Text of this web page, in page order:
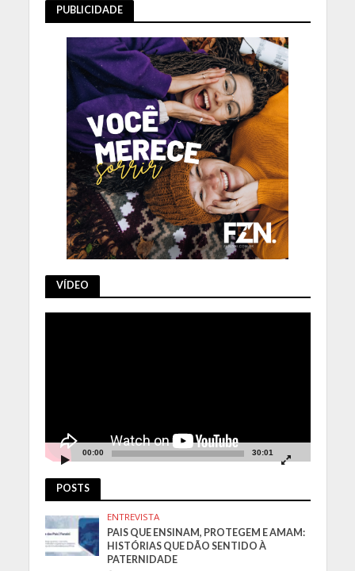
PUBLICIDADE
VÍDEO
00:00 30:01
POSTS
ENTREVISTA
PAIS QUE ENSINAM, PROTEGEM E AMAM:
HISTÓRIAS QUE DÃO SENTIDO À
PATERNIDADE